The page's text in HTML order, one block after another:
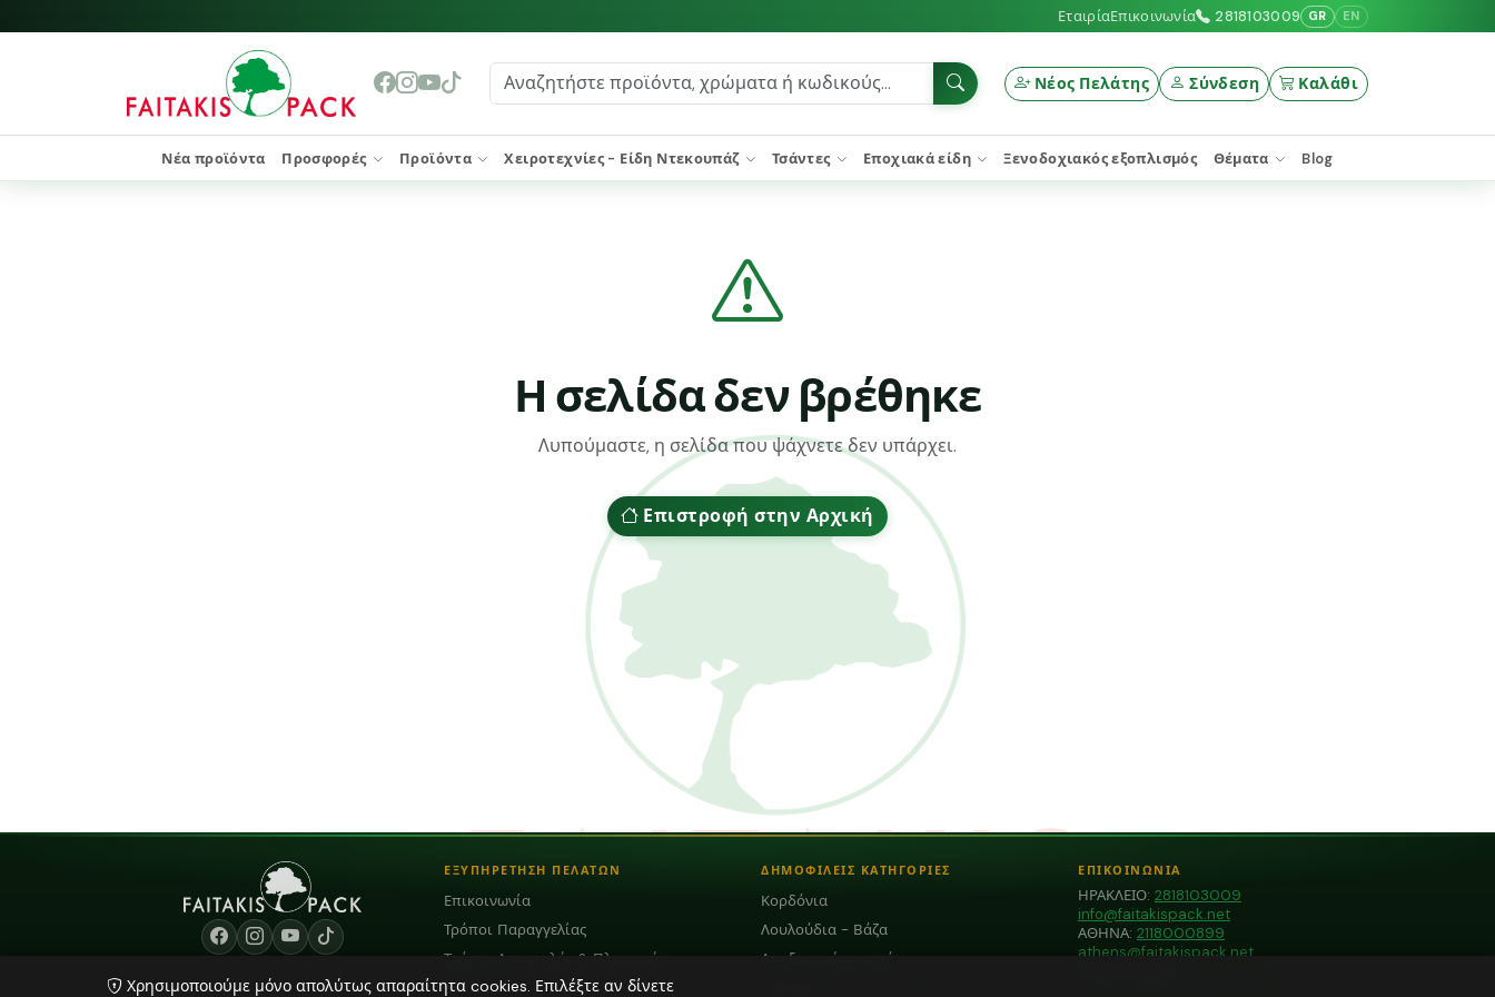
ΕταιρίαΕπικοινωνία 2818103009 GR EN
Νέος Πελάτης Σύνδεση Καλάθι
Νέα προϊόντα Προσφορές Προϊόντα Χειροτεχνίες - Είδη Ντεκουπάζ Τσάντες Εποχιακά είδη Ξενοδοχιακός εξοπλισμός Θέματα Blog
Η σελίδα δεν βρέθηκε
Λυπούμαστε, η σελίδα που ψάχνετε δεν υπάρχει.
Επιστροφή στην Αρχική
ΕΞΥΠΗΡΕΤΗΣΗ ΠΕΛΑΤΩΝ
Επικοινωνία
Τρόποι Παραγγελίας
Τρόποι Αποστολής & Πληρωμής
Blog
ΔΗΜΟΦΙΛΕΙΣ ΚΑΤΗΓΟΡΙΕΣ
Κορδόνια
Λουλούδια - Βάζα
Αποξηραμένα φυτά
ΕΠΙΚΟΙΝΩΝΙΑ
ΗΡΑΚΛΕΙΟ: 2818103009
info@faitakispack.net
ΑΘΗΝΑ: 2118000899
athens@faitakispack.net
Χρησιμοποιούμε μόνο απολύτως απαραίτητα cookies. Επιλέξτε αν δίνετε